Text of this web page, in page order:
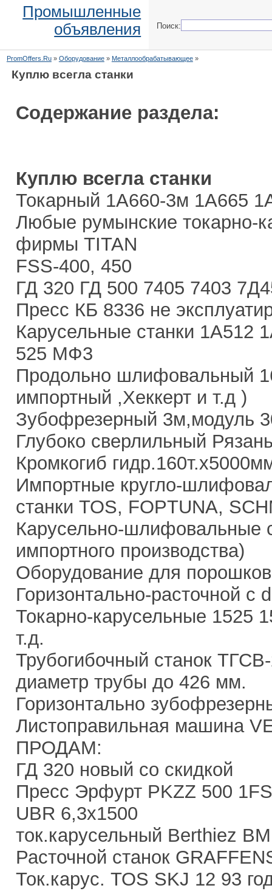
Промышленные
объявления
Поиск:
PromOffers.Ru» Оборудование» Металлообрабатывающее»
Куплю всегла станки
Содержание раздела:
Куплю всегла станки
Токарный 1А660-3м 1А665
Любые румынские токарно-
фирмы ТITAN
FSS-400, 450
ГД 320 ГД 500 7405 7403
Пресс КБ 8336 не
Карусельные станки 1А512
525 МФ3
Продольно шлифовальный
импортный ,Хеккерт и т.д )
Зубофрезерный 3м,модуль
Глубоко сверлильный
Кромкогиб
Импортные кругло-
станки TOS, FOPTUNA,
Карусельно-шлифовальные
импортного производства)
Оборудование для
Горизонтально-расточной
Токарно-карусельные 1525
т.д.
Трубогибочный станок
диаметр трубы до 426 мм.
Горизонтально
Листоправильная машина
ПРОДАМ:
ГД 320 новый со скидкой
Пресс Эрфурт PKZZ 500 1FS
UBR 6,3х1500
ток.карусельный Berthiez
Расточной станок
Ток.карус. TOS SKJ 12 93